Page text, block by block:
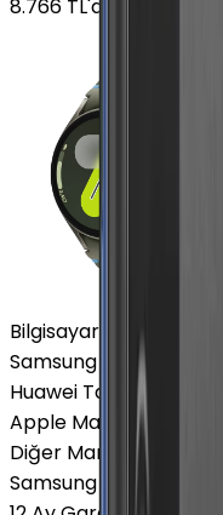
8.766 TL'den
Bilgisayar / Tablet
Samsung Tablet
Huawei Tablet
Apple Macbook
Diğer Markalar
Samsung Tablet